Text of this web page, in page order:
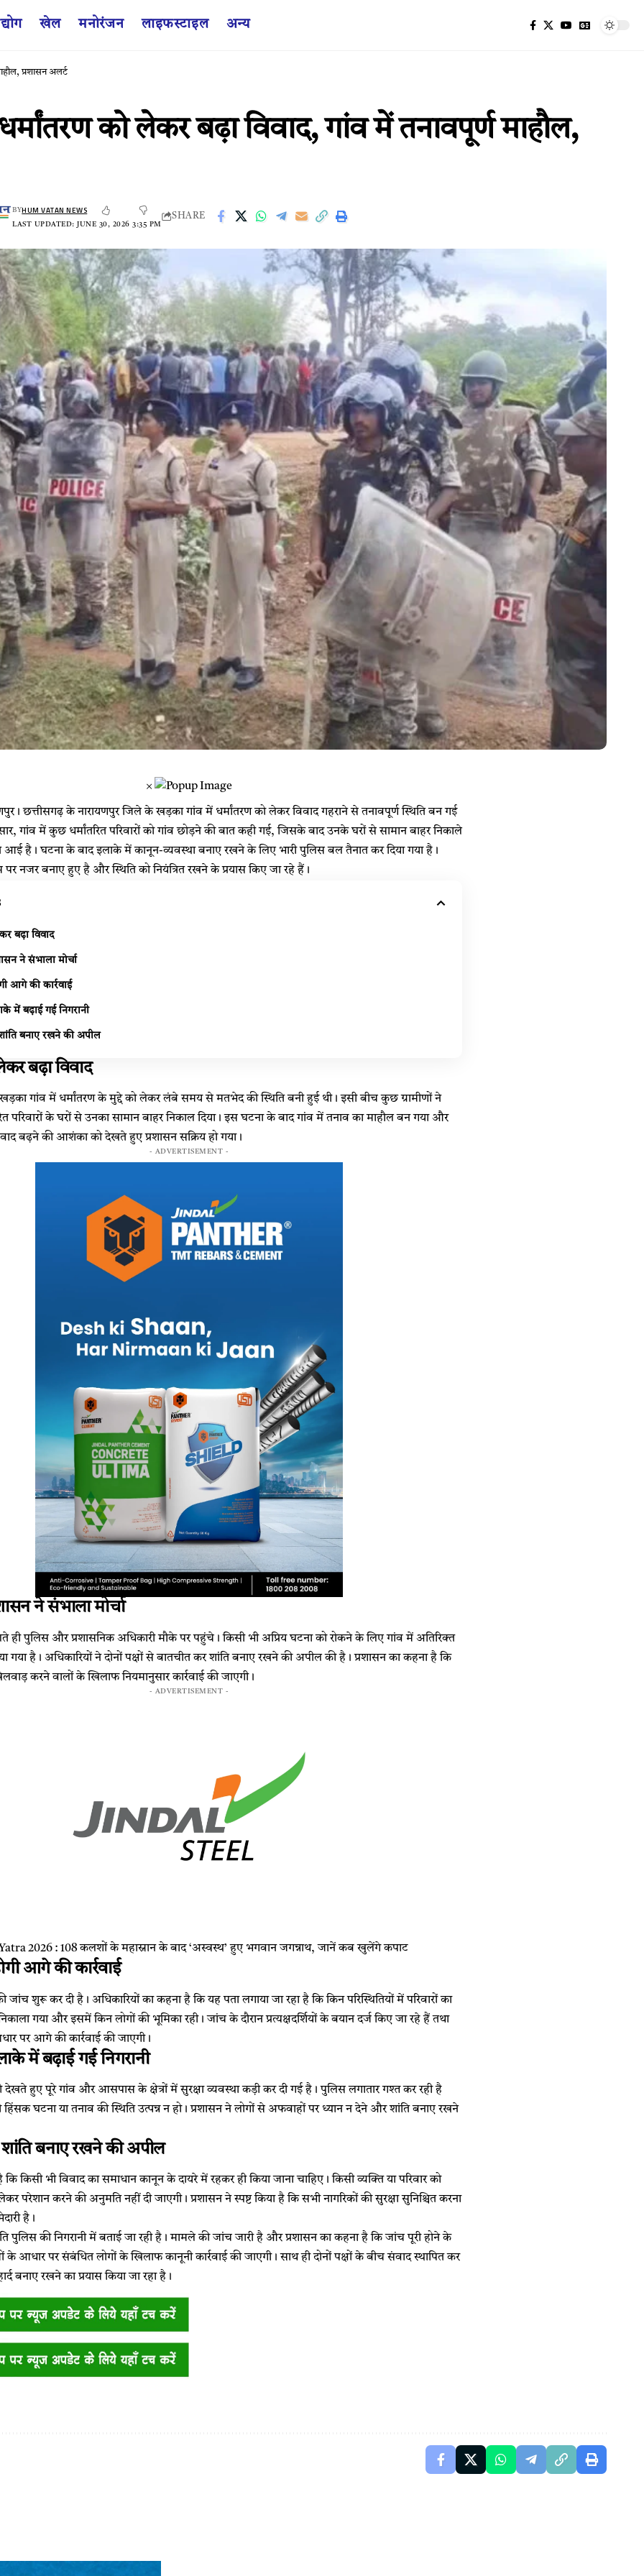
खेल मनोरंजन लाइफस्टाइल अन्य
प्रशासन अलर्ट
को लेकर बढ़ा विवाद, गांव में तनावपूर्ण माहौल,
LAST UPDATED: JUNE 30, 2026 3:35 PM
BYHUM VATAN NEWS
SHARE
×
छत्तीसगढ़ के नारायणपुर जिले के खड़का गांव में धर्मांतरण को लेकर विवाद गहराने से तनावपूर्ण स्थिति बन गई
गांव में कुछ धर्मांतरित परिवारों को गांव छोड़ने की बात कही गई, जिसके बाद उनके घरों से सामान बाहर निकाले
आई है। घटना के बाद इलाके में कानून-व्यवस्था बनाए रखने के लिए भारी पुलिस बल तैनात कर दिया गया है।
पर नजर बनाए हुए है और स्थिति को नियंत्रित रखने के प्रयास किए जा रहे हैं।
बढ़ा विवाद
ने संभाला मोर्चा
आगे की कार्रवाई
में बढ़ाई गई निगरानी
बनाए रखने की अपील
बढ़ा विवाद
खड़का गांव में धर्मांतरण के मुद्दे को लेकर लंबे समय से मतभेद की स्थिति बनी हुई थी। इसी बीच कुछ ग्रामीणों ने
परिवारों के घरों से उनका सामान बाहर निकाल दिया। इस घटना के बाद गांव में तनाव का माहौल बन गया और
बढ़ने की आशंका को देखते हुए प्रशासन सक्रिय हो गया।
- ADVERTISEMENT -
ने संभाला मोर्चा
ही पुलिस और प्रशासनिक अधिकारी मौके पर पहुंचे। किसी भी अप्रिय घटना को रोकने के लिए गांव में अतिरिक्त
गया है। अधिकारियों ने दोनों पक्षों से बातचीत कर शांति बनाए रखने की अपील की है। प्रशासन का कहना है कि
करने वालों के खिलाफ नियमानुसार कार्रवाई की जाएगी।
- ADVERTISEMENT -
2026 : 108 कलशों के महास्नान के बाद ‘अस्वस्थ’ हुए भगवान जगन्नाथ, जानें कब खुलेंगे कपाट
आगे की कार्रवाई
शुरू कर दी है। अधिकारियों का कहना है कि यह पता लगाया जा रहा है कि किन परिस्थितियों में परिवारों का
गया और इसमें किन लोगों की भूमिका रही। जांच के दौरान प्रत्यक्षदर्शियों के बयान दर्ज किए जा रहे हैं तथा
पर आगे की कार्रवाई की जाएगी।
में बढ़ाई गई निगरानी
देखते हुए पूरे गांव और आसपास के क्षेत्रों में सुरक्षा व्यवस्था कड़ी कर दी गई है। पुलिस लगातार गश्त कर रही है
हिंसक घटना या तनाव की स्थिति उत्पन्न न हो। प्रशासन ने लोगों से अफवाहों पर ध्यान न देने और शांति बनाए रखने
बनाए रखने की अपील
कि किसी भी विवाद का समाधान कानून के दायरे में रहकर ही किया जाना चाहिए। किसी व्यक्ति या परिवार को
परेशान करने की अनुमति नहीं दी जाएगी। प्रशासन ने स्पष्ट किया है कि सभी नागरिकों की सुरक्षा सुनिश्चित करना
है।
पुलिस की निगरानी में बताई जा रही है। मामले की जांच जारी है और प्रशासन का कहना है कि जांच पूरी होने के
आधार पर संबंधित लोगों के खिलाफ कानूनी कार्रवाई की जाएगी। साथ ही दोनों पक्षों के बीच संवाद स्थापित कर
बनाए रखने का प्रयास किया जा रहा है।